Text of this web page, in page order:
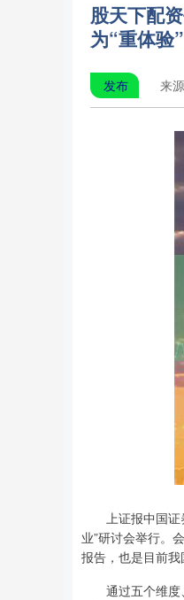
股天下配
为“重体验”
发布 来
上证报中国证
业”研讨会举行。
报告，也是目前我
通过五个维度